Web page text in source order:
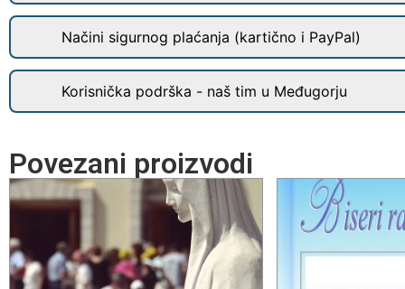
Načini sigurnog plaćanja (kartično i PayPal)
Korisnička podrška - naš tim u Međugorju
Povezani proizvodi